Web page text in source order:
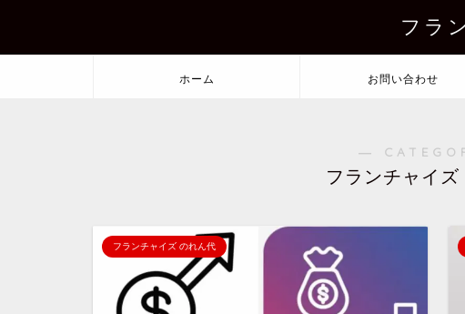
フラ
ホーム お問い合わせ
―
フランチャイ
フランチャイズ のれん代